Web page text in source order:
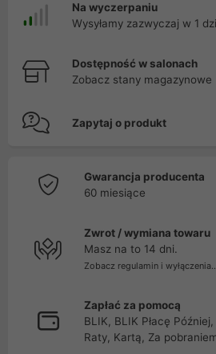
Na wyczerpaniu
Wysyłamy zazwyczaj w 1
Dostępność w salonach
Zobacz stany magazynowe
Zapytaj o produkt
Gwarancja producenta
60 miesiące
Zwrot / wymiana towaru
Masz na to 14 dni.
Zobacz regulamin i
Zapłać za pomocą
BLIK, BLIK Płacę
Raty, Kartą, Za